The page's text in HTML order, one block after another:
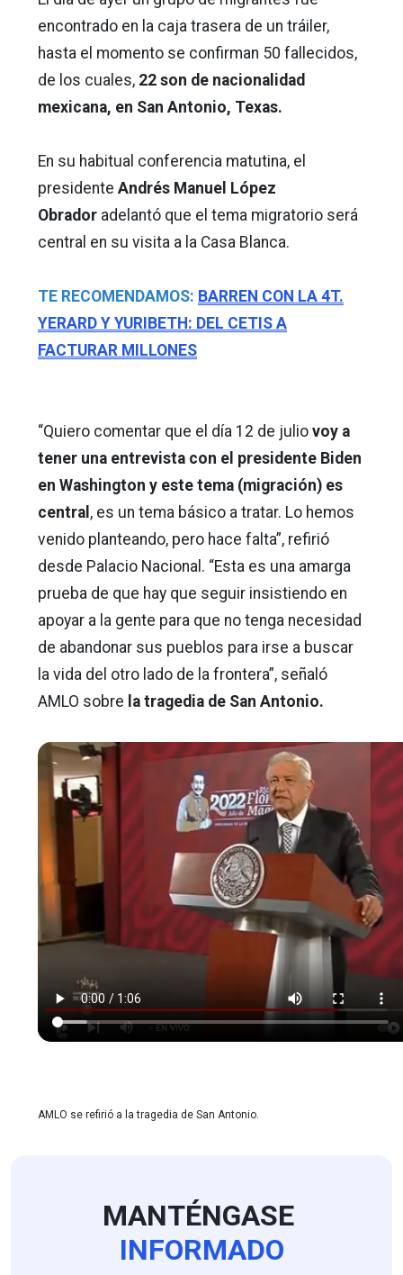
encontrado en la caja trasera de un tráiler,
hasta el momento se confirman 50 fallecidos,
de los cuales, 22 son de nacionalidad
mexicana, en San Antonio, Texas.
En su habitual conferencia matutina, el
presidente Andrés Manuel López
Obrador adelantó que el tema migratorio será
central en su visita a la Casa Blanca.
TE RECOMENDAMOS: BARREN CON LA 4T.
YERARD Y YURIBETH: DEL CETIS A
FACTURAR MILLONES
“Quiero comentar que el día 12 de julio voy a
tener una entrevista con el presidente Biden
en Washington y este tema (migración) es
central , es un tema básico a tratar. Lo hemos
venido planteando, pero hace falta”, refirió
desde Palacio Nacional. “Esta es una amarga
prueba de que hay que seguir insistiendo en
apoyar a la gente para que no tenga necesidad
de abandonar sus pueblos para irse a buscar
la vida del otro lado de la frontera”, señaló
AMLO sobre la tragedia de San Antonio.
AMLO se refirió a la tragedia de San Antonio.
MANTÉNGASE
INFORMADO